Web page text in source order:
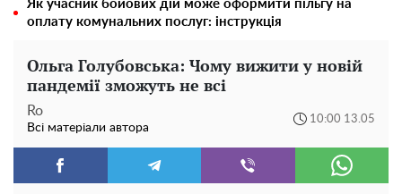
Як учасник бойових дій може оформити пільгу на
оплату комунальних послуг: інструкція
Ольга Голубовська: Чому вижити у новій
пандемії зможуть не всі
Ro
Всі матеріали автора
10:00 13.05